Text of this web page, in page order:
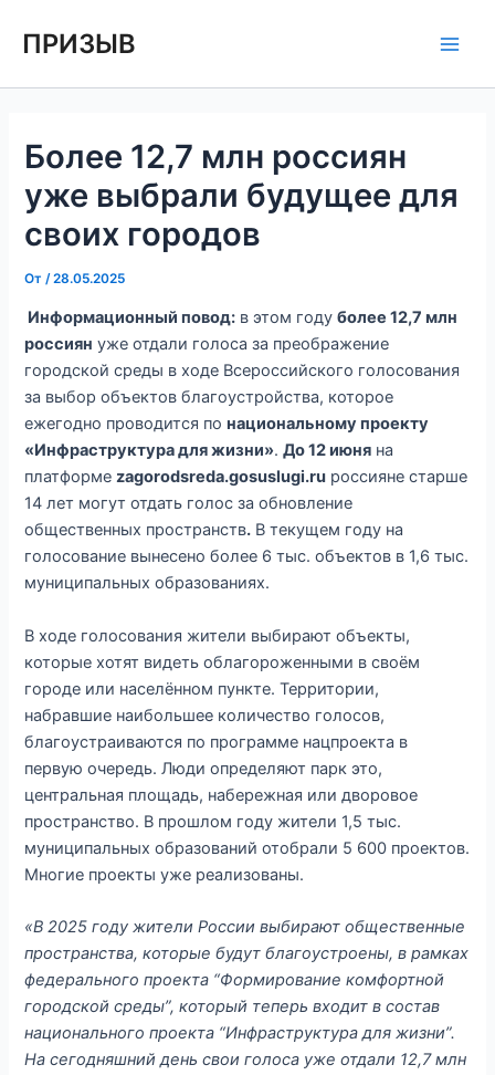
ПРИЗЫВ
Более 12,7 млн россиян
уже выбрали будущее для
своих городов
От /28.05.2025
Информационный повод: в этом годуболее 12,7 млн
россиян уже отдали голоса за преображение
городской среды в ходе Всероссийского голосования
за выбор объектов благоустройства, которое
ежегодно проводится понациональному проекту
«Инфраструктура для жизни».До 12 июня на
платформеzagorodsreda.gosuslugi.ru россияне старше
14 лет могут отдать голос за обновление
общественных пространств. В текущем году на
голосование вынесено более 6 тыс. объектов в 1,6 тыс.
муниципальных образованиях.
В ходе голосования жители выбирают объекты,
которые хотят видеть облагороженными в своём
городе или населённом пункте. Территории,
набравшие наибольшее количество голосов,
благоустраиваются по программе нацпроекта в
первую очередь. Люди определяют парк это,
центральная площадь, набережная или дворовое
пространство. В прошлом году жители 1,5 тыс.
муниципальных образований отобрали 5 600 проектов.
Многие проекты уже реализованы.
«В 2025 году жители России выбирают общественные
пространства, которые будут благоустроены, в рамках
федерального проекта “Формирование комфортной
городской среды”, который теперь входит в состав
национального проекта “Инфраструктура для жизни”.
На сегодняшний день свои голоса уже отдали 12,7 млн
по